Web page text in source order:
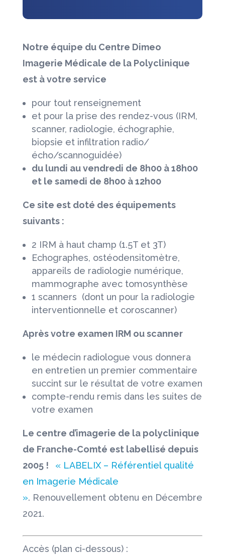
Notre équipe du Centre Dimeo
Imagerie Médicale de la Polyclinique
est à votre service
pour tout renseignement
et pour la prise des rendez-vous (IRM,
scanner, radiologie, échographie,
biopsie et infiltration radio/
écho/scannoguidée)
du lundi au vendredi de 8h00 à 18h00
et le samedi de 8h00 à 12h00
Ce site est doté des équipements
suivants :
2 IRM à haut champ (1.5T et 3T)
Echographes, ostéodensitomètre,
appareils de radiologie numérique,
mammographe avec tomosynthèse
1 scanners (dont un pour la radiologie
interventionnelle et coroscanner)
Après votre examen IRM ou scanner
le médecin radiologue vous donnera
en entretien un premier commentaire
succint sur le résultat de votre examen
compte-rendu remis dans les suites de
votre examen
Le centre d’imagerie de la polyclinique
de Franche-Comté est labellisé depuis
2005 !
« LABELIX – Référentiel qualité
en Imagerie Médicale
». Renouvellement obtenu en Décembre
2021.
Accès (plan ci-dessous) :